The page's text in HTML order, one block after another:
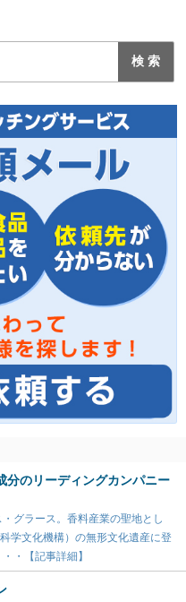
分のリーディングカンパニー
グラース。香料産業の聖地とし
学文化機構）の無形文化遺産に登
・【記事詳細】